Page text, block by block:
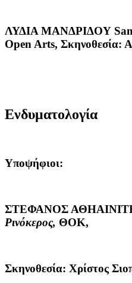
ΛΥΔΙΑ ΜΑΝΔΡΙΔΟΥ
Open Arts, Σκηνοθεσία:
Ενδυματολογία
Υποψήφιοι:
ΣΤΕΦΑΝΟΣ
Ρινόκερος, ΘΟΚ,
Σκηνοθεσία: Χρίστος